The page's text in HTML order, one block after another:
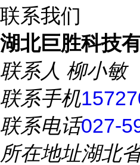
联系我们
湖北巨胜科技
联系人 柳小敏
联系手机
联系电话027-
所在地址湖北